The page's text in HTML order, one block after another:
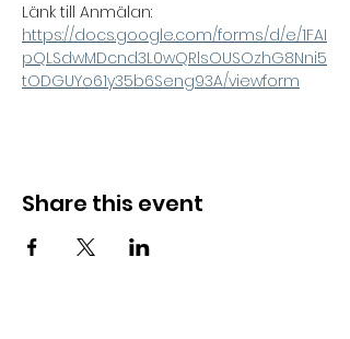
Länk till Anmälan:
https://docs.google.com/forms/d/e/1FAI
pQLSdwMDcnd3L0wQRlsOUSOzhG8Nni5
tODGUYo61y35b6Seng93A/viewform
Share this event